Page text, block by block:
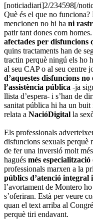
[noticiadiari]2/234598[/
Què és el que no funciona?
mencionen no hi ha ni
patir tant dones com
afectades per disfuncions
quins tractaments han de
tractin perquè ningú els ho
al seu CAP o al seu centre
d’aquestes disfuncions
l’assistència pública -ja
llista d’espera- i s’han de
sanitat pública hi ha un buit
relata a NacióDigital la
Els professionals
disfuncions sexuals perquè
de fer una inversió molt
hagués més
professionals marxen a la
públics d’atenció integral
l’avortament de Montero
s’oferiran. Està per veure
quan el text arriba al
perquè tiri endavant.